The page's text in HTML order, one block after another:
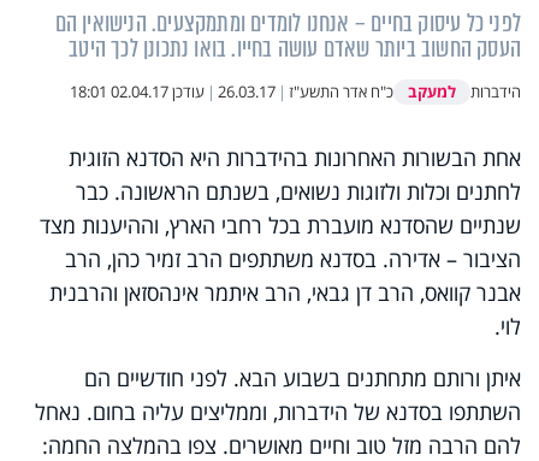
לפני כל עיסוק בחיים – אנחנו לומדים ומתמקצעים. הנישואין הם
העסק החשוב ביותר שאדם עושה בחייו. בואו נתכונן לכך היטב
הידברות למעקב כ"ח אדר התשע"ז |
26.03.17
| עודכן02.04.17 18:01
אחת הבשורות האחרונות בהידברות היא הסדנא הזוגית
לחתנים וכלות ולזוגות נשואים, בשנתם הראשונה. כבר
שנתיים שהסדנא מועברת בכל רחבי הארץ, וההיענות מצד
הציבור – אדירה. בסדנא משתתפים הרב זמיר כהן, הרב
אבנר קוואס, הרב דן גבאי, הרב איתמר אינהסזאן והרבנית
לוי.
איתן ורותם מתחתנים בשבוע הבא. לפני חודשיים הם
השתתפו בסדנא של הידברות, וממליצים עליה בחום. נאחל
להם הרבה מזל טוב וחיים מאושרים. צפו בהמלצה החמה: